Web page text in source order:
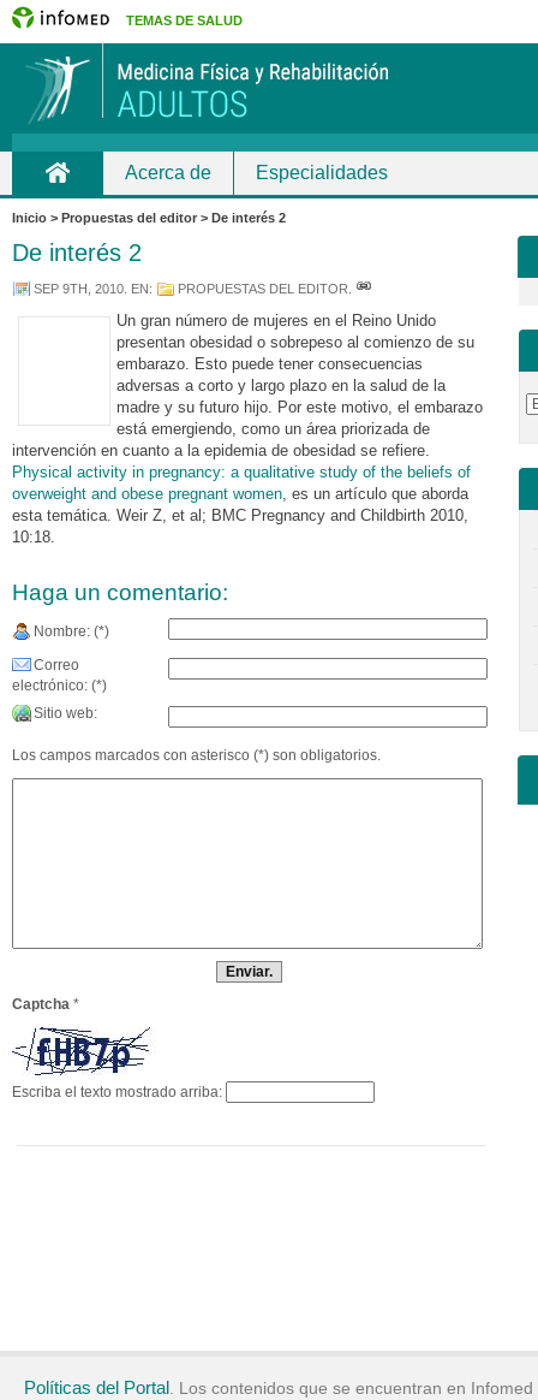
TEMAS DE SALUD
Acerca de Especialidades
Inicio > Propuestas del editor > De interés 2
De interés 2
SEP 9TH, 2010 . EN: PROPUESTAS DEL EDITOR
Un gran número de mujeres en el Reino Unido
presentan obesidad o sobrepeso al comienzo de su
embarazo. Esto puede tener consecuencias
adversas a corto y largo plazo en la salud de la
madre y su futuro hijo. Por este motivo, el embarazo
está emergiendo, como un área priorizada de
intervención en cuanto a la epidemia de obesidad se refiere.
Physical activity in pregnancy: a qualitative study of the beliefs of
overweight and obese pregnant women, es un artículo que aborda
esta temática. Weir Z, et al; BMC Pregnancy and Childbirth 2010,
10:18.
Haga un comentario:
Nombre: (*)
Correo
electrónico: (*)
Sitio web:
Los campos marcados con asterisco (*) son obligatorios.
Captcha *
Escriba el texto mostrado arriba:
Políticas del Portal. Los contenidos que se encuentran en Infomed